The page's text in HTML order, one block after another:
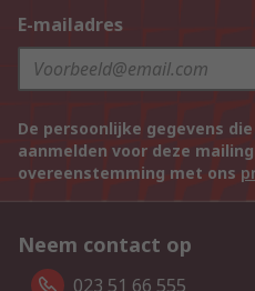
E-mailadres
De persoonlijke gegevens
aanmelden voor deze
overeenstemming met ons
Neem contact op
023 51 66 555